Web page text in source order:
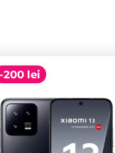
-200 lei